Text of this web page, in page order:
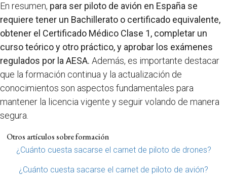
En resumen, para ser piloto de avión en España se
requiere tener un Bachillerato o certificado equivalente,
obtener el Certificado Médico Clase 1, completar un
curso teórico y otro práctico, y aprobar los exámenes
regulados por la AESA. Además, es importante destacar
que la formación continua y la actualización de
conocimientos son aspectos fundamentales para
mantener la licencia vigente y seguir volando de manera
segura.
Otros artículos sobre formación
¿Cuánto cuesta sacarse el carnet de piloto de drones?
¿Cuánto cuesta sacarse el carnet de piloto de avión?